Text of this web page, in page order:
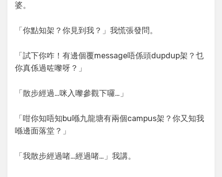
婆。
「你點知架？你見到我？」我慌張發問。
「試下你咋！有邊個覆message唔係頭dupdup架？乜
你真係過咗嚟呀？」
「散步經過…咪入嚟參觀下囉…」
「咁你知唔知bu喺九龍塘有兩個campus架？你又知我
喺邊面落堂？」
「我散步經過啫…經過啫…」我講。